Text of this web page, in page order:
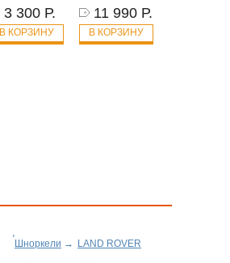
3 300 Р.
В КОРЗИНУ
11 990 Р.
В КОРЗИНУ
Шноркели → LAND ROVER